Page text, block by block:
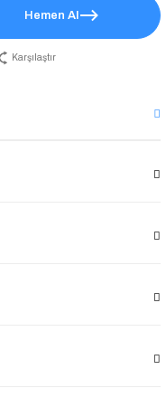
Hemen Al
Karşılaştır